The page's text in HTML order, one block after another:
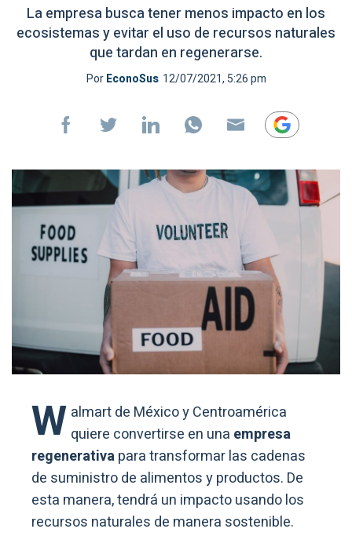
La empresa busca tener menos impacto en los
ecosistemas y evitar el uso de recursos naturales
que tardan en regenerarse.
PorEconoSus 12/07/2021, 5:26 pm
W almart de México y Centroamérica
quiere convertirse en una empresa
regenerativapara transformar las cadenas
de suministro de alimentos y productos. De
esta manera, tendrá un impacto usando los
recursos naturales de manera sostenible.